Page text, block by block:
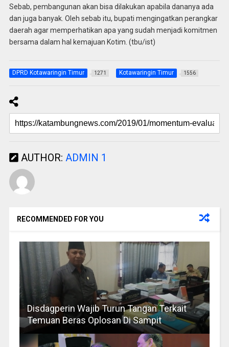
Sebab, pembangunan akan bisa dilakukan apabila dananya ada
dan juga banyak. Oleh sebab itu, bupati mengingatkan perangkar
daerah agar memperhatikan apa yang sudah menjadi komitmen
bersama dalam hal kemajuan Kotim. (tbu/ist)
DPRD Kotawaringin Timur 1271 Kotawaringin Timur 1556
AUTHOR: ADMIN 1
RECOMMENDED FOR YOU
Disdagperin Wajib Turun Tangan Terkait
Temuan Beras Oplosan Di Sampit